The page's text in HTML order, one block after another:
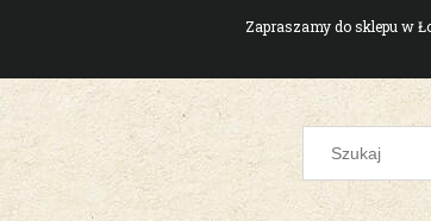
Zapraszamy do sklepu w